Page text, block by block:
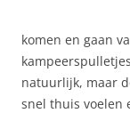
komen en gaan
natuurlijk, maar
snel thuis voelen